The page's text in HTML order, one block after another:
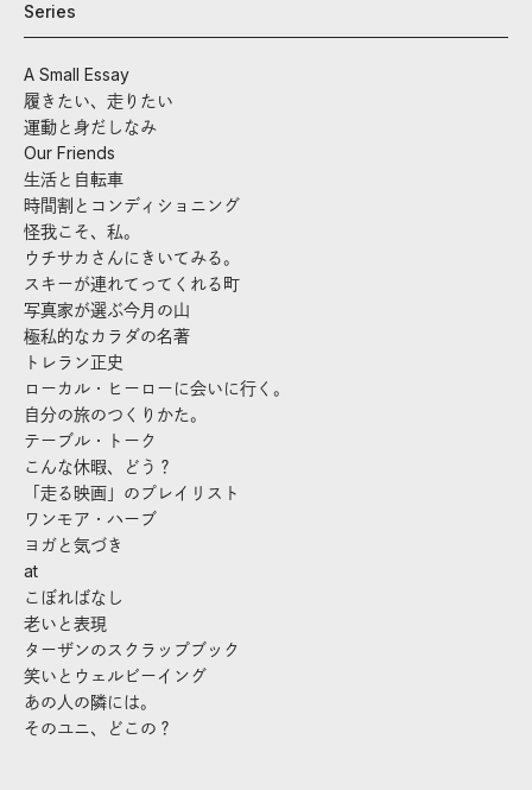
Series
A Small Essay
履きたい、走りたい
運動と身だしなみ
Our Friends
生活と自転車
時間割とコンディショニング
怪我こそ、私。
ウチサカさんにきいてみる。
スキーが連れてってくれる町
写真家が選ぶ今月の山
極私的なカラダの名著
トレラン正史
ローカル・ヒーローに会いに行く。
自分の旅のつくりかた。
テーブル・トーク
こんな休暇、どう？
「走る映画」のプレイリスト
ワンモア・ハーブ
ヨガと気づき
at
こぼればなし
老いと表現
ターザンのスクラップブック
笑いとウェルビーイング
あの人の隣には。
そのユニ、どこの？